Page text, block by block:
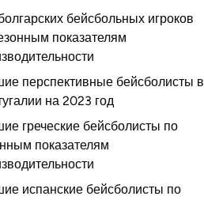
бейсбольных игроков
показателям
перспективные бейсболисты в
на 2023 год
греческие бейсболисты по
показателям
испанские бейсболисты по